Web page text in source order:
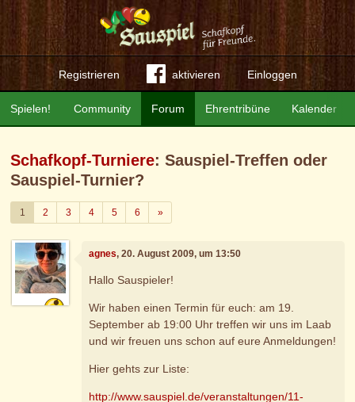
Registrieren aktivieren Einloggen
Community Forum Ehrentribüne Kalender
Spielen!
Schafkopf-Turniere: Sauspiel-Treffen oder
Sauspiel-Turnier?
1 2 3 4 5 6 »Weiter
agnes, 20. August 2009, um 13:50
Hallo Sauspieler!
Wir haben einen Termin für euch: am 19.
September ab 19:00 Uhr treffen wir uns im Laab
und wir freuen uns schon auf eure Anmeldungen!
Hier gehts zur Liste:
http://www.sauspiel.de/veranstaltungen/11-